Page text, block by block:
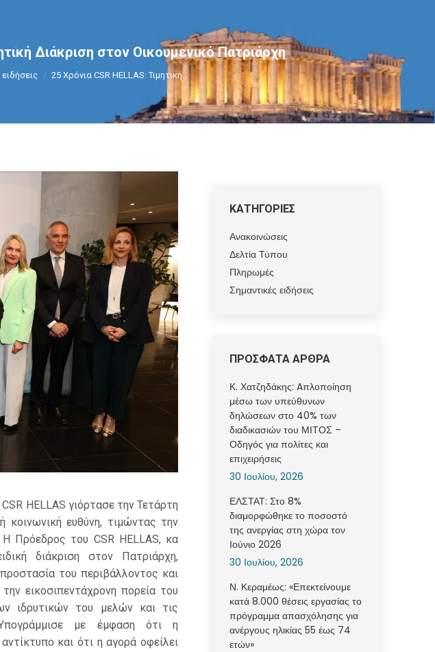
Διάκριση στον Οικουμενικό Πατριάρχη
25 Χρόνια CSR HELLAS: Τιμητική…
HELLAS γιόρτασε την Τετάρτη
ευθύνη, τιμώντας την
Πρόεδρος του CSR HELLAS, κα
διάκριση στον Πατριάρχη,
του περιβάλλοντος και
εικοσιπεντάχρονη πορεία του
ιδρυτικών του μελών και τις
με έμφαση ότι η
και ότι η αγορά οφείλει
ΚΑΤΗΓΟΡΙΕΣ
Ανακοινώσεις
Δελτία Τύπου
Πληρωμές
Σημαντικές ειδήσεις
ΠΡΟΣΦΑΤΑ ΑΡΘΡΑ
Κ. Χατζηδάκης: Aπλοποίηση
μέσω των υπεύθυνων
δηλώσεων στο 40% των
διαδικασιών του ΜΙΤΟΣ –
Οδηγός για πολίτες και
επιχειρήσεις
30 Ιουλίου, 2026
ΕΛΣΤΑΤ: Στο 8%
διαμορφώθηκε το ποσοστό
της ανεργίας στη χώρα τον
Ιούνιο 2026
30 Ιουλίου, 2026
Ν. Κεραμέως: «Επεκτείνουμε
κατά 8.000 θέσεις εργασίας το
πρόγραμμα απασχόλησης για
ανέργους ηλικίας 55 έως 74
ετών»